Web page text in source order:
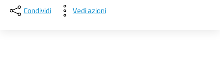
Condividi Vedi azioni